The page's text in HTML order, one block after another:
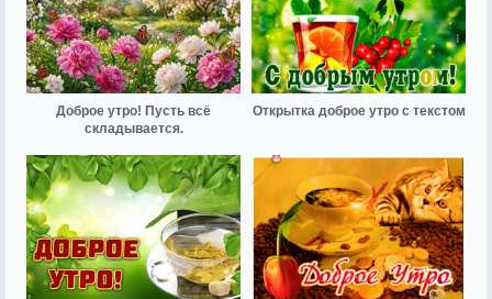
Доброе утро! Пусть всё
складывается.
Открытка доброе утро с текстом